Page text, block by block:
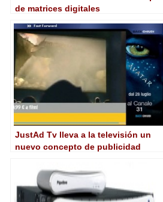
de matrices digitales
JustAd Tv lleva a la televisión un
nuevo concepto de publicidad